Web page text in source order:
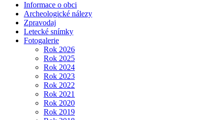
Informace o obci
Archeologické nálezy
Zpravodaj
Letecké snímky
Fotogalerie
Rok 2026
Rok 2025
Rok 2024
Rok 2023
Rok 2022
Rok 2021
Rok 2020
Rok 2019